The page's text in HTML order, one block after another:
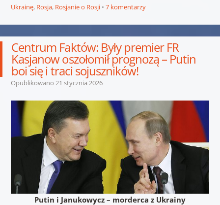
Ukrainę, Rosja, Rosjanie o Rosji 7 komentarzy
Centrum Faktów: Były premier FR
Kasjanow oszołomił prognozą – Putin
boi się i traci sojuszników!
Opublikowano 21 stycznia 2026
Putin i Janukowycz – morderca z Ukrainy